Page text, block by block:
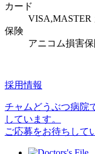
カード
VISA,MASTER
保険
アニコム損害
採用情報
チャムどうぶつ病院
しています。
ご応募をお待ちして